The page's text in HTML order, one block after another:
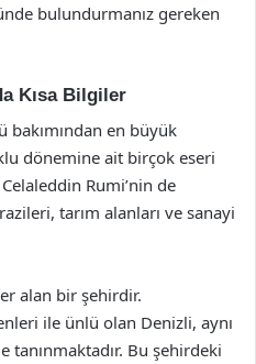
bulundurmanız gereken
Kısa Bilgiler
bakımından en büyük
dönemine ait birçok eseri
Rumi’nin de
tarım alanları ve sanayi
alan bir şehirdir.
ile ünlü olan Denizli, aynı
tanınmaktadır. Bu şehirdeki